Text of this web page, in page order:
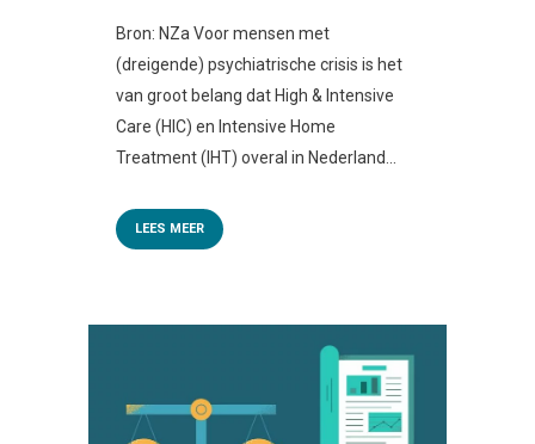
Bron: NZa Voor mensen met
(dreigende) psychiatrische crisis is het
van groot belang dat High & Intensive
Care (HIC) en Intensive Home
Treatment (IHT) overal in Nederland...
LEES MEER